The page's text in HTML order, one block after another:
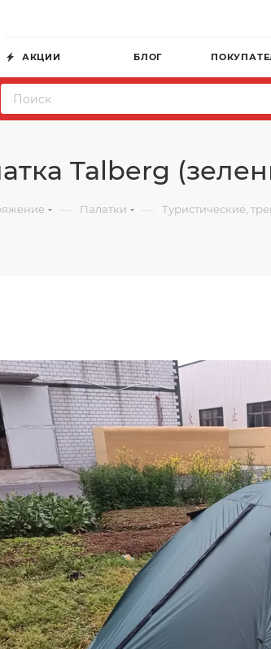
АКЦИИ БЛОГ
Talberg
— Палатки — Туристические,